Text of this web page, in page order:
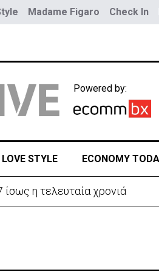
Madame Figaro Check In
Powered by:
LOVE STYLE ECONOMY
η τελευταία χρονιά